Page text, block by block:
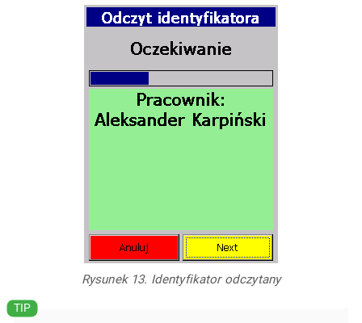
Rysunek 13. Identyfikator odczytany